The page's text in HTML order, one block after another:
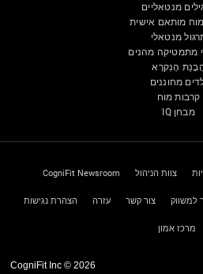
מנטאליים
מוח מותאם אישית
מנטאלי
מתמטיקה מהנים
הָנִקרָא
מחוננים
קרבות מוח
מבחן IQ
צוות הניהול CogniFit Newsroom
למשווק צור קשר עזרה הצהרת נגישות
מרכז אמון
CogniFit Inc © 2026